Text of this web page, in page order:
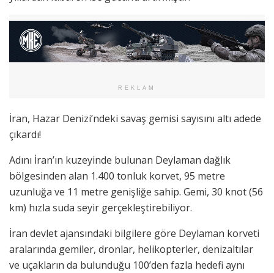
REKLAM
İran, Hazar Denizi’ndeki savaş gemisi sayısını altı adede
çıkardı!
Adını İran’ın kuzeyinde bulunan Deylaman dağlık
bölgesinden alan 1.400 tonluk korvet, 95 metre
uzunluğa ve 11 metre genişliğe sahip. Gemi, 30 knot (56
km) hızla suda seyir gerçekleştirebiliyor.
İran devlet ajansındaki bilgilere göre Deylaman korveti
aralarında gemiler, dronlar, helikopterler, denizaltılar
ve uçakların da bulunduğu 100’den fazla hedefi aynı